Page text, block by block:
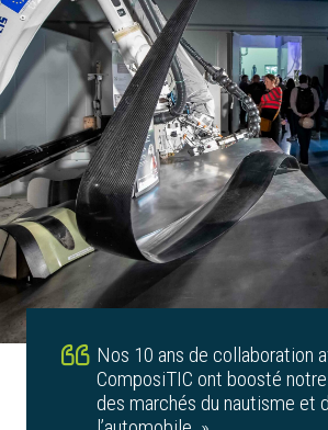
Nos 10 ans de collaboration
ComposiTIC ont boosté
des marchés du nautisme et